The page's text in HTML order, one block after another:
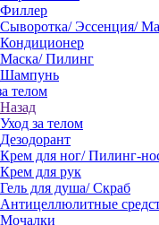
Филлер
Сыворотка/ Эссенция/
Кондиционер
Маска/ Пилинг
Шампунь
телом
Назад
Уход за телом
Дезодорант
Крем для ног/ Пилинг-
Крем для рук
Гель для душа/ Скраб
Антицеллюлитные
Мочалки